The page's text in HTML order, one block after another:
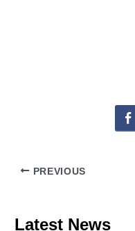
PREVIOUS
Latest News